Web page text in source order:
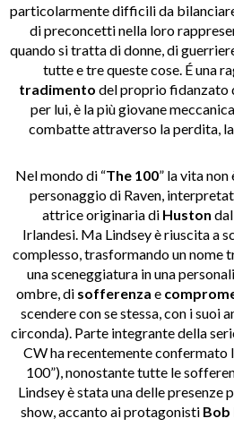
particolarmente difficili da
di preconcetti nella loro
quando si tratta di donne, di
tutte e tre queste cose. Éuna
tradimento del proprio fidanzato
per lui, è la più giovane
combatte attraverso la perdita,
Nel mondo di “The 100” la vita
personaggio di Raven,
attrice originaria di Huston
Irlandesi. Ma Lindseyè riuscita a
complesso, trasformando un nome
una sceneggiatura in una
ombre, di sofferenza e
scendere con se stessa, con i suoi
circonda). Parte integrante della
CW ha recentemente confermato
100”), nonostante tutte le
Lindsey è stata una delle presenze
show, accanto ai protagonisti